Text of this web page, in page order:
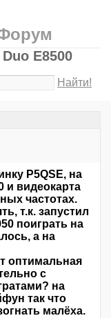
E8500
Найти!
P5QSE, на
и видеокарта
частотах.
т.к. запустил
поиграть на
а на
оптимальная
с
на
так что
малёха.